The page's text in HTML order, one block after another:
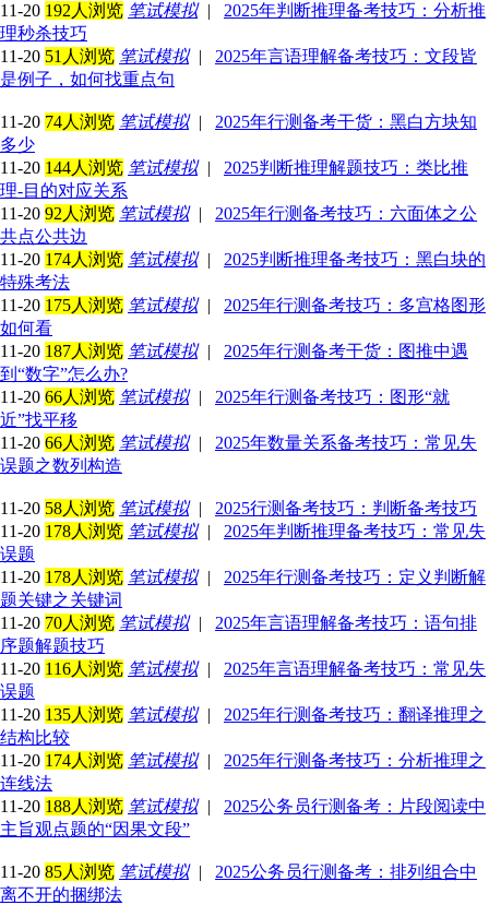
11-20 192人浏览 笔试模拟|
2025年判断推理备考技巧：分析推
理秒杀技巧
11-20 51人浏览 笔试模拟|
2025年言语理解备考技巧：文段皆
是例子，如何找重点句
11-20 74人浏览 笔试模拟|
2025年行测备考干货：黑白方块知
多少
11-20 144人浏览 笔试模拟|
2025判断推理解题技巧：类比推
理-目的对应关系
11-20 92人浏览 笔试模拟|
2025年行测备考技巧：六面体之公
共点公共边
11-20 174人浏览 笔试模拟|
2025判断推理备考技巧：黑白块的
特殊考法
11-20 175人浏览 笔试模拟|
2025年行测备考技巧：多宫格图形
如何看
11-20 187人浏览 笔试模拟|
2025年行测备考干货：图推中遇
到“数字”怎么办?
11-20 66人浏览 笔试模拟|
2025年行测备考技巧：图形“就
近”找平移
11-20 66人浏览 笔试模拟|
2025年数量关系备考技巧：常见失
误题之数列构造
11-20 58人浏览 笔试模拟|
2025行测备考技巧：判断备考技巧
11-20 178人浏览 笔试模拟|
2025年判断推理备考技巧：常见失
误题
11-20 178人浏览 笔试模拟|
2025年行测备考技巧：定义判断解
题关键之关键词
11-20 70人浏览 笔试模拟|
2025年言语理解备考技巧：语句排
序题解题技巧
11-20 116人浏览 笔试模拟|
2025年言语理解备考技巧：常见失
误题
11-20 135人浏览 笔试模拟|
2025年行测备考技巧：翻译推理之
结构比较
11-20 174人浏览 笔试模拟|
2025年行测备考技巧：分析推理之
连线法
11-20 188人浏览 笔试模拟|
2025公务员行测备考：片段阅读中
主旨观点题的“因果文段”
11-20 85人浏览 笔试模拟|
2025公务员行测备考：排列组合中
离不开的捆绑法